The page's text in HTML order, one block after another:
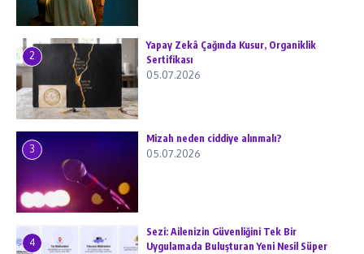
2
Yapay Zekâ Çağında Kusur, Organiklik
Sertifikası
05.07.2026
3
Mizah neden ciddiye alınmalı?
05.07.2026
4
Sezi: Ailenizin Güvenliğini Tek Bir
Uygulamada Buluşturan Yeni Nesil Süper